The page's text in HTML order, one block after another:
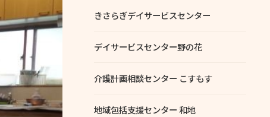
きさらぎデイサービスセンター
デイサービスセンター野の花
介護計画相談センター こすもす
地域包括支援センター 和地